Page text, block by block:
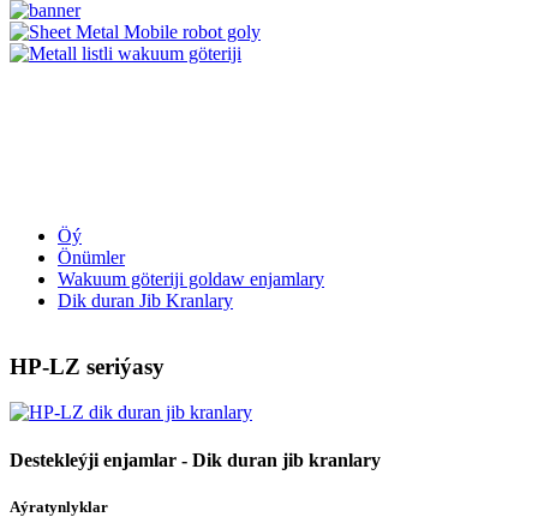
Öý
Önümler
Wakuum göteriji goldaw enjamlary
Dik duran Jib Kranlary
HP-LZ seriýasy
Destekleýji enjamlar - Dik duran jib kranlary
Aýratynlyklar